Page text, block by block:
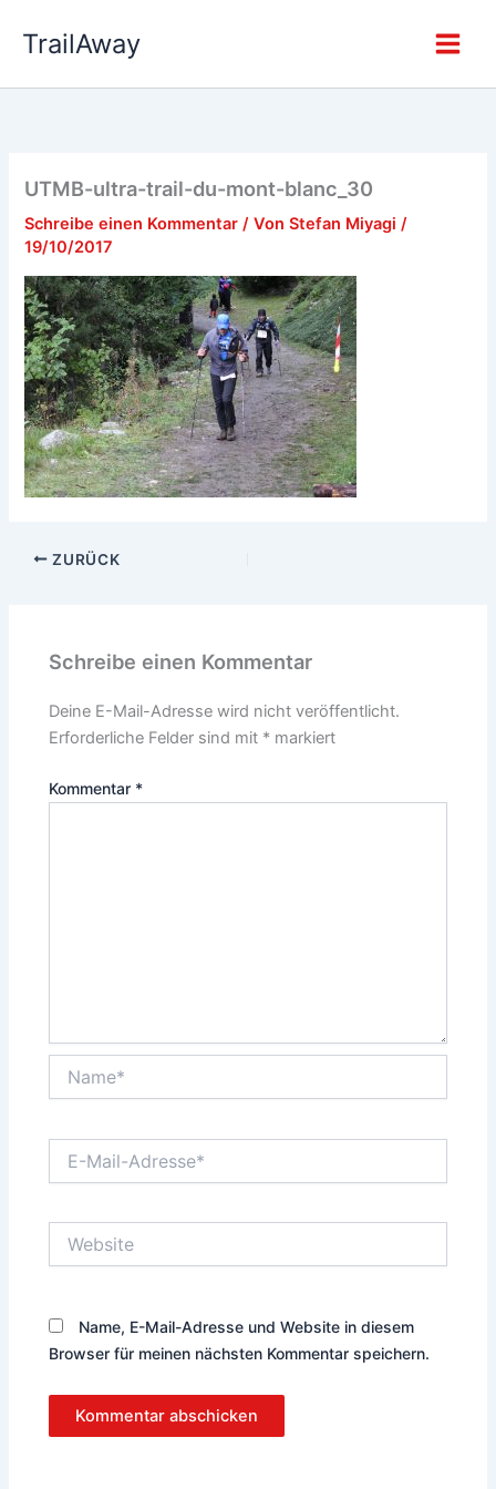
InhaltTrailAway
UTMB-ultra-trail-du-mont-blanc_30
Schreibe einen Kommentar / VonStefan Miyagi/
19/10/2017
ZURÜCK
Schreibe einen Kommentar
Deine E-Mail-Adresse wird nicht veröffentlicht.
Erforderliche Felder sind mit * markiert
Kommentar *
Mail-
Name, E-Mail-Adresse und Website in diesem
Browser für meinen nächsten Kommentar speichern.